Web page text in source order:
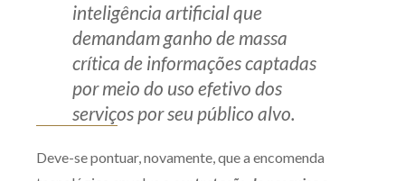
inteligência artificial que
demandam ganho de massa
crítica de informações captadas
por meio do uso efetivo dos
serviços por seu público alvo.
Deve-se pontuar, novamente, que a encomenda